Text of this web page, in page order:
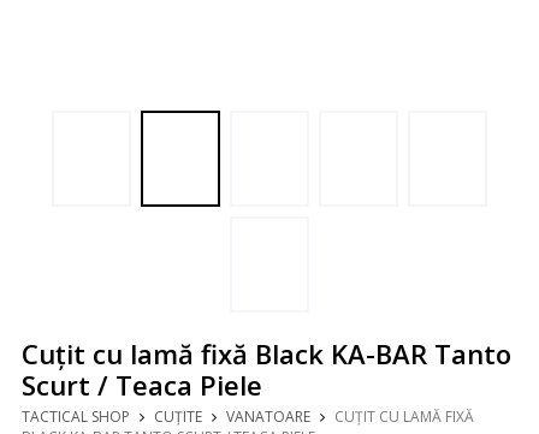
Cuțit cu lamă fixă Black KA-BAR Tanto
Scurt / Teaca Piele
TACTICAL SHOP CUȚITE VANATOARE
CUȚIT CU LAMĂ FIXĂ